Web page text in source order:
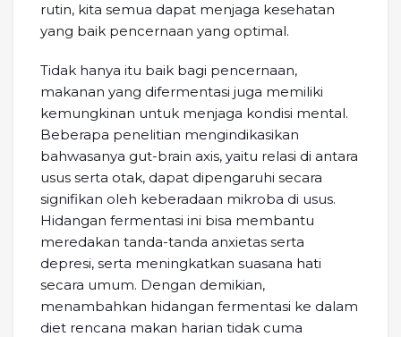
rutin, kita semua dapat menjaga kesehatan
yang baik pencernaan yang optimal.
Tidak hanya itu baik bagi pencernaan,
makanan yang difermentasi juga memiliki
kemungkinan untuk menjaga kondisi mental.
Beberapa penelitian mengindikasikan
bahwasanya gut-brain axis, yaitu relasi di antara
usus serta otak, dapat dipengaruhi secara
signifikan oleh keberadaan mikroba di usus.
Hidangan fermentasi ini bisa membantu
meredakan tanda-tanda anxietas serta
depresi, serta meningkatkan suasana hati
secara umum. Dengan demikian,
menambahkan hidangan fermentasi ke dalam
diet rencana makan harian tidak cuma